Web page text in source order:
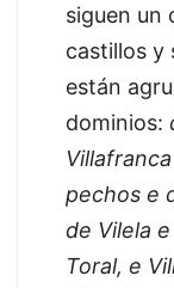
siguen un
castillos y
están
dominios:
pechos e
de Vilela
Toral, e